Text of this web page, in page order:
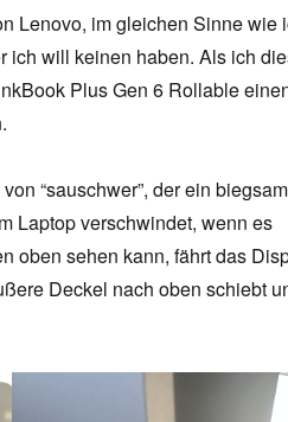
Lenovo, im gleichen Sinne wie
ich will keinen haben. Als ich
Plus Gen 6 Rollable
“sauschwer”, der ein
Laptop verschwindet, wenn es
oben sehen kann, fährt das
Deckel nach oben schiebt